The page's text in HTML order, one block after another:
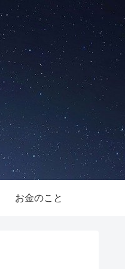
お金のこと